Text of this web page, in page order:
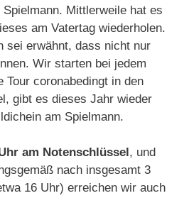
Mittlerweile hat es
am Vatertag wiederholen.
sei erwähnt, dass nicht nur
Wir starten bei jedem
Tour coronabedingt in den
gibt es dieses Jahr wieder
am Spielmann.
am Notenschlüssel, und
nach insgesamt 3
16 Uhr) erreichen wir auch